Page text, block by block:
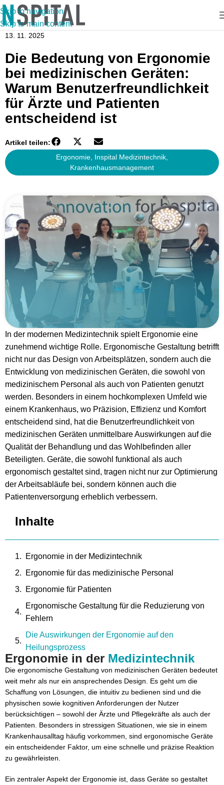
Skip to navigation
Skip to main content
13. 11. 2025
Die Bedeutung von Ergonomie
bei medizinischen Geräten:
Warum Benutzerfreundlichkeit
für Ärzte und Patienten
entscheidend ist
Artikel teilen:
Ergonomie, Inspital Medizintechnik,
Krankenhausmanagement
In der modernen Medizintechnik spielt Ergonomie eine
zunehmend wichtige Rolle. Ergonomische Gestaltung betrifft
nicht nur das Design von Arbeitsplätzen, sondern auch die
Entwicklung von medizinischen Geräten, die sowohl von
medizinischem Personal als auch von Patienten genutzt
werden. Besonders in einem hochkomplexen Umfeld wie
einem Krankenhaus, wo Präzision, Effizienz und Komfort
entscheidend sind, hat die Benutzerfreundlichkeit von
medizinischen Geräten unmittelbare Auswirkungen auf die
Qualität der Behandlung und das Wohlbefinden aller
Beteiligten. Geräte, die sowohl funktional als auch
ergonomisch gestaltet sind, tragen nicht nur zur Optimierung
der Arbeitsabläufe bei, sondern können auch die
Patientenversorgung erheblich verbessern.
Inhalte
Ergonomie in der Medizintechnik
Ergonomie für das medizinische Personal
Ergonomie für Patienten
Ergonomische Gestaltung für die Reduzierung von
Fehlern
Die Auswirkungen der Ergonomie auf den
Heilungsprozess
Fazit: Ergonomie als Fundament für eine bessere
Patientenversorgung
Ergonomie in der Medizintechnik
Die ergonomische Gestaltung von medizinischen Geräten bedeutet
weit mehr als nur ein ansprechendes Design. Es geht um die
Schaffung von Lösungen, die intuitiv zu bedienen sind und die
physischen sowie kognitiven Anforderungen der Nutzer
berücksichtigen – sowohl der Ärzte und Pflegekräfte als auch der
Patienten. Besonders in stressigen Situationen, wie sie in einem
Krankenhausalltag häufig vorkommen, sind ergonomische Geräte
ein entscheidender Faktor, um eine schnelle und präzise Reaktion
zu gewährleisten.
Ein zentraler Aspekt der Ergonomie ist, dass Geräte so gestaltet